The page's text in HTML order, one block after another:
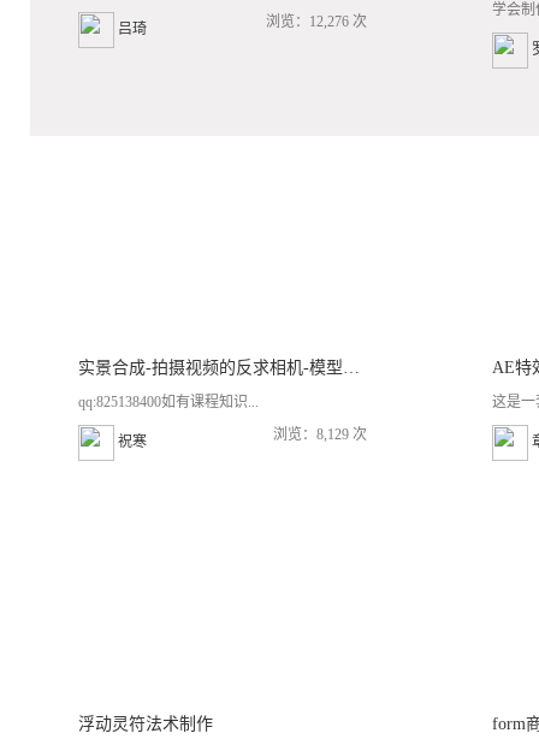
吕琦 浏览：12,276 次
学会制
实景合成-拍摄视频的反求相机-模型重建-渲染合成
qq:825138400如有课程知识...
祝寒 浏览：8,129 次
AE特
这是一
浮动灵符法术制作 form